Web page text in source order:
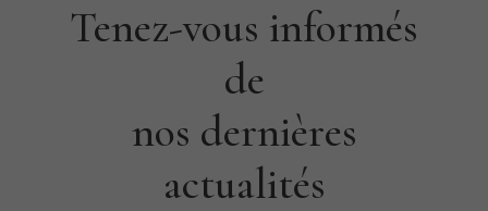
Tenez-vous informés
de
nos dernières
actualités